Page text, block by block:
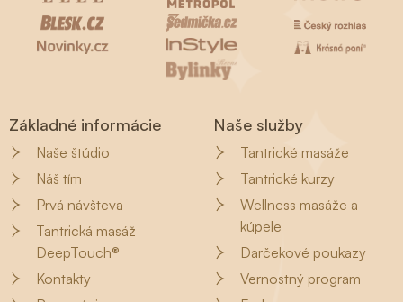
Základné informácie
Naše štúdio
Náš tím
Prvá návšteva
Tantrická masáž
DeepTouch®
Kontakty
Naše služby
Tantrické masáže
Tantrické kurzy
Wellness masáže a
kúpele
Darčekové poukazy
Vernostný program